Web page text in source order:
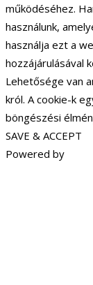
működéséhez.
használunk,
használja ezt a
hozzájárulásával
Lehetősége van
król. A cookie-k
böngészési
SAVE & ACCEPT
Powered by